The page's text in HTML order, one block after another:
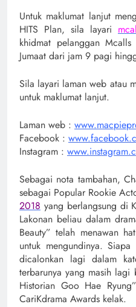
Untuk maklumat lanjut
HITS Plan, sila layari
khidmat pelanggan
Jumaat dari jam 9 pagi
Sila layari laman web atau
untuk maklumat lanjut.
Laman web :
Facebook :
Instagram :
Sebagai nota tambahan,
sebagai Popular Rookie
2018 yang berlangsung di
Lakonan beliau dalam
Beauty” telah menawan
untuk mengundinya.
dicalonkan lagi dalam
terbarunya yang masih lagi
Historian Goo Hae
CariKdrama Awards kelak.